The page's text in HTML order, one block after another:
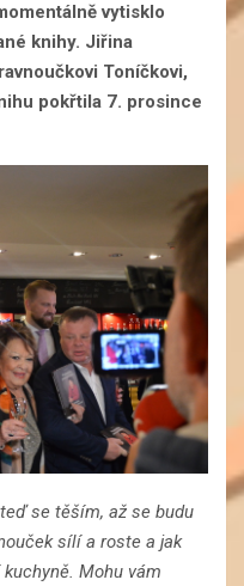
vytisklo
knihy. Jiřina
Toníčkovi,
pokřtila 7. prosince
se těším, až se budu
sílí a roste a jak
Mohu vám